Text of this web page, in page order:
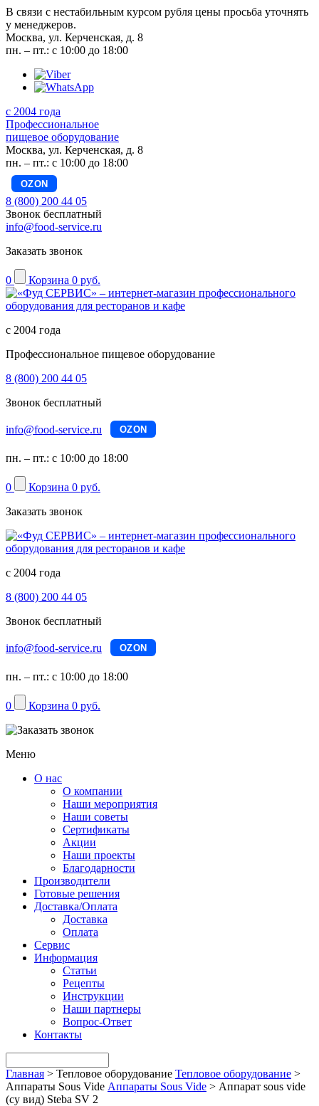
В связи с нестабильным курсом рубля цены просьба уточнять
у менеджеров.
Москва, ул. Керченская, д. 8
пн. – пт.: с 10:00 до 18:00
с 2004 года
Профессиональное
пищевое оборудование
Москва, ул. Керченская, д. 8
пн. – пт.: с 10:00 до 18:00
OZON
8 (800) 200 44 05
Звонок бесплатный
info@food-service.ru
Заказать звонок
0 Корзина 0 руб.
с 2004 года
Профессиональное пищевое оборудование
8 (800) 200 44 05
Звонок бесплатный
info@food-service.ru OZON
пн. – пт.: с 10:00 до 18:00
0 Корзина 0 руб.
Заказать звонок
с 2004 года
8 (800) 200 44 05
Звонок бесплатный
info@food-service.ru OZON
пн. – пт.: с 10:00 до 18:00
0 Корзина 0 руб.
Меню
О нас
О компании
Наши мероприятия
Наши советы
Сертификаты
Акции
Наши проекты
Благодарности
Производители
Готовые решения
Доставка/Оплата
Доставка
Оплата
Сервис
Информация
Статьи
Рецепты
Инструкции
Наши партнеры
Вопрос-Ответ
Контакты
Главная > Тепловое оборудование Тепловое оборудование >
Аппараты Sous Vide Аппараты Sous Vide > Аппарат sous vide
(су вид) Steba SV 2